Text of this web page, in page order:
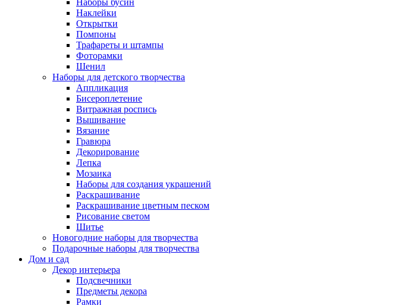
Наборы бусин
Наклейки
Открытки
Помпоны
Трафареты и штампы
Фоторамки
Шенил
Наборы для детского творчества
Аппликация
Бисероплетение
Витражная роспись
Вышивание
Вязание
Гравюра
Декорирование
Лепка
Мозаика
Наборы для создания украшений
Раскрашивание
Раскрашивание цветным песком
Рисование светом
Шитье
Новогодние наборы для творчества
Подарочные наборы для творчества
Дом и сад
Декор интерьера
Подсвечники
Предметы декора
Рамки